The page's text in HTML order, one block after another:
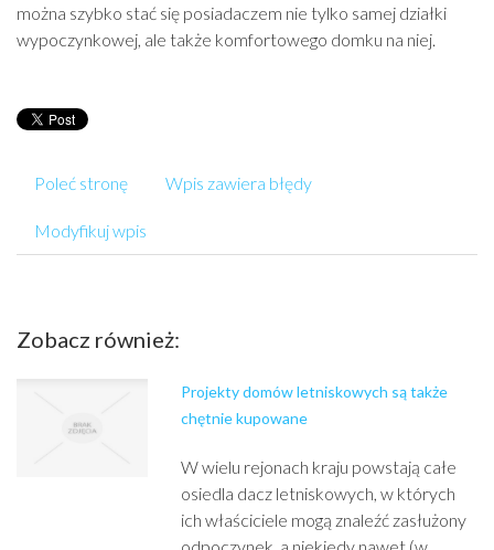
można szybko stać się posiadaczem nie tylko samej działki
wypoczynkowej, ale także komfortowego domku na niej.
Poleć stronę Wpis zawiera błędy
Modyfikuj wpis
Zobacz również:
Projekty domów letniskowych są także
chętnie kupowane
W wielu rejonach kraju powstają całe
osiedla dacz letniskowych, w których
ich właściciele mogą znaleźć zasłużony